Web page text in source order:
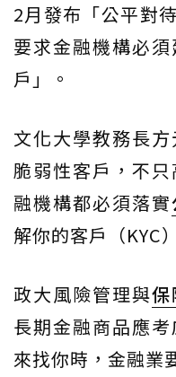
2月發布「公平對
要求金融機構必
戶」。
文化大學教務長
脆弱性客戶，不
融機構都必須落實
解你的客戶（KYC
政大風險管理與保
長期金融商品應
來找你時，金融業